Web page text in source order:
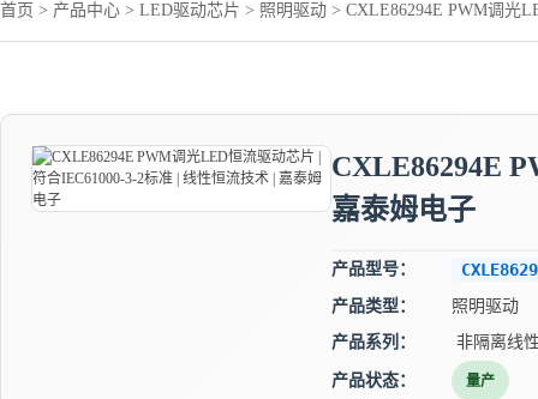
首页 > 产品中心 > LED驱动芯片 > 照明驱动 > CXLE86294E PWM调光
CXLE86294E
嘉泰姆电子
产品型号：
产品类型：
照明驱动
产品系列：
非隔离线
产品状态： 量产